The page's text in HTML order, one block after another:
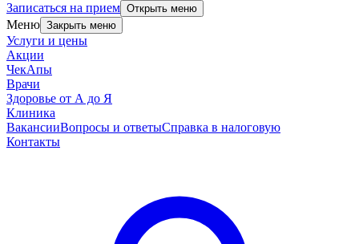
Записаться на прием Открыть меню
Меню Закрыть меню
Услуги и цены
Акции
ЧекАпы
Врачи
Здоровье от А до Я
Клиника
ВакансииВопросы и ответыСправка в налоговую
Контакты